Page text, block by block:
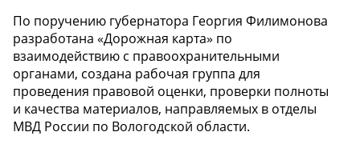
По поручению губернатора Георгия Филимонова
разработана «Дорожная карта» по
взаимодействию с правоохранительными
органами, создана рабочая группа для
проведения правовой оценки, проверки полноты
и качества материалов, направляемых в отделы
МВД России по Вологодской области.